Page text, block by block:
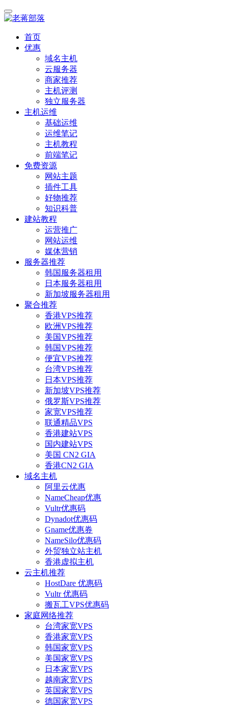
首页
优惠
域名主机
云服务器
商家推荐
主机评测
独立服务器
主机运维
基础运维
运维笔记
主机教程
前端笔记
免费资源
网站主题
插件工具
好物推荐
知识科普
建站教程
运营推广
网站运维
媒体营销
服务器推荐
韩国服务器租用
日本服务器租用
新加坡服务器租用
聚合推荐
香港VPS推荐
欧洲VPS推荐
美国VPS推荐
韩国VPS推荐
便宜VPS推荐
台湾VPS推荐
日本VPS推荐
新加坡VPS推荐
俄罗斯VPS推荐
家宽VPS推荐
联通精品VPS
香港建站VPS
国内建站VPS
美国 CN2 GIA
香港CN2 GIA
域名主机
阿里云优惠
NameCheap优惠
Vultr优惠码
Dynadot优惠码
Gname优惠券
NameSilo优惠码
外贸独立站主机
香港虚拟主机
云主机推荐
HostDare 优惠码
Vultr 优惠码
搬瓦工VPS优惠码
家庭网络推荐
台湾家宽VPS
香港家宽VPS
韩国家宽VPS
美国家宽VPS
日本家宽VPS
越南家宽VPS
英国家宽VPS
德国家宽VPS